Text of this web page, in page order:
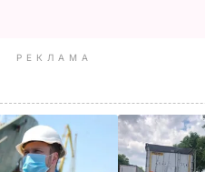
РЕКЛАМА